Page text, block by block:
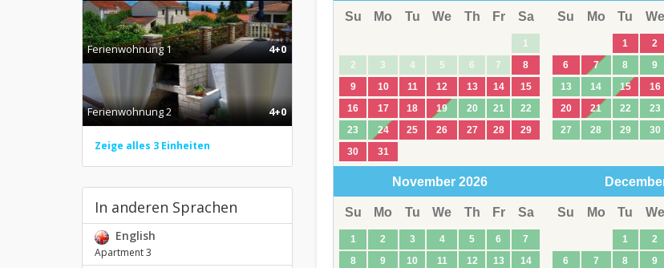
Ferienwohnung 1 4+0
Ferienwohnung 2 4+0
Zeige alles 3 Einheiten
In anderen Sprachen
English
Apartment 3
Su Mo Tu We Th Fr Sa
1
2
3 4 5 6 7
8
9
10 11 12 13 14
15
16
17 18 19 20 21
22
23
24 25 26 27 28
29
30
31
Su Mo Tu We
1 2
6
7 8 9
13
14 15 16
20
21 22 23
27
28 29 30
November 2026
Su Mo Tu We Th Fr Sa
1 2 3 4 5 6
7
8
9 10 11 12 13
14
Su Mo Tu We
1 2
6
7 8 9